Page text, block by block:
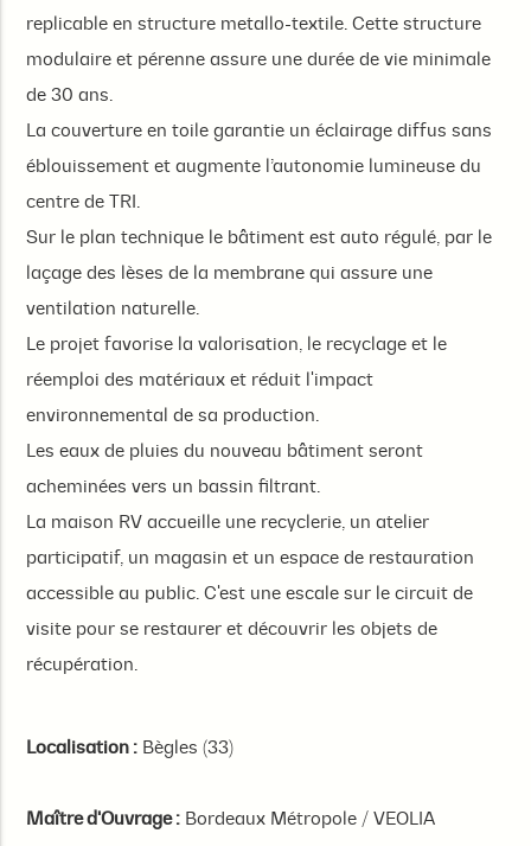
replicable en structure metallo-textile. Cette structure
modulaire et pérenne assure une durée de vie minimale
de 30 ans.
La couverture en toile garantie un éclairage diffus sans
éblouissement et augmente l’autonomie lumineuse du
centre de TRI.
Sur le plan technique le bâtiment est auto régulé, par le
laçage des lèses de la membrane qui assure une
ventilation naturelle.
Le projet favorise la valorisation, le recyclage et le
réemploi des matériaux et réduit l'impact
environnemental de sa production.
Les eaux de pluies du nouveau bâtiment seront
acheminées vers un bassin filtrant.
La maison RV accueille une recyclerie, un atelier
participatif, un magasin et un espace de restauration
accessible au public. C'est une escale sur le circuit de
visite pour se restaurer et découvrir les objets de
récupération.
Localisation : Bègles (33)
Maître d'Ouvrage : Bordeaux Métropole / VEOLIA